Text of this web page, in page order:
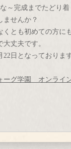
～完成までたどり着
ませんか？
とも初めての方に
丈夫です。
22日となっておりま
ーグ学園 オンライ